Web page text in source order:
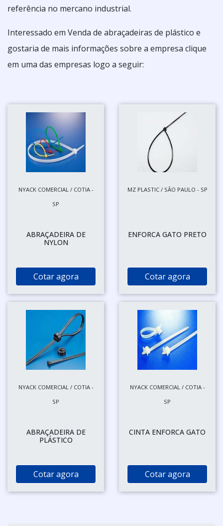
referência no mercano industrial.
Interessado em Venda de abraçadeiras de plástico e
gostaria de mais informações sobre a empresa clique
em uma das empresas logo a seguir:
NYACK COMERCIAL / COTIA -
SP
ABRAÇADEIRA DE
NYLON
Cotar agora
MZ PLASTIC / SÃO PAULO - SP
ENFORCA GATO PRETO
Cotar agora
NYACK COMERCIAL / COTIA -
SP
ABRAÇADEIRA DE
PLÁSTICO
Cotar agora
NYACK COMERCIAL / COTIA -
SP
CINTA ENFORCA GATO
Cotar agora